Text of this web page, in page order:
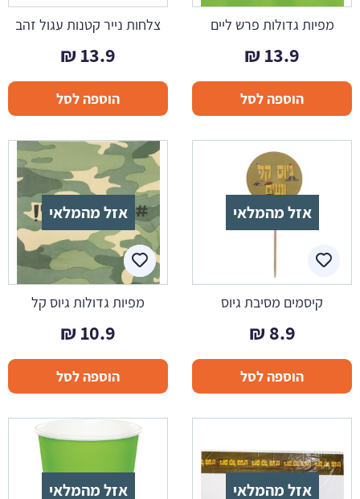
מפיות גדולות פרש ליים
13.9
₪
הוספה לסל
צלחות נייר קטנות עגול זהב
13.9
₪
הוספה לסל
אזל מהמלאי
קיסמים מסיבת גיוס
8.9
₪
הוספה לסל
אזל מהמלאי
מפיות גדולות גיוס קל
10.9
₪
הוספה לסל
אזל מהמלאי אזל מהמלאי